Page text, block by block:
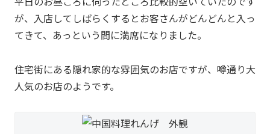
が、入店してしばらくするとお客さんがどんどんと入っ
てきて、あっという間に満席になりました。
住宅街にある隠れ家的な雰囲気のお店ですが、噂通り大
人気のお店のようです。